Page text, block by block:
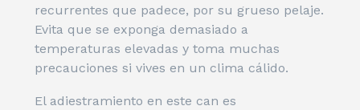
recurrentes que padece, por su grueso pelaje.
Evita que se exponga demasiado a
temperaturas elevadas y toma muchas
precauciones si vives en un clima cálido.
El adiestramiento en este can es